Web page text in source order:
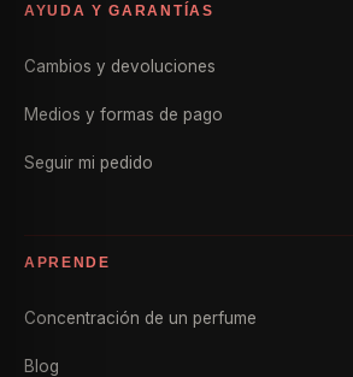
AYUDA Y GARANTÍAS
Cambios y devoluciones
Medios y formas de pago
Seguir mi pedido
APRENDE
Concentración de un perfume
Blog